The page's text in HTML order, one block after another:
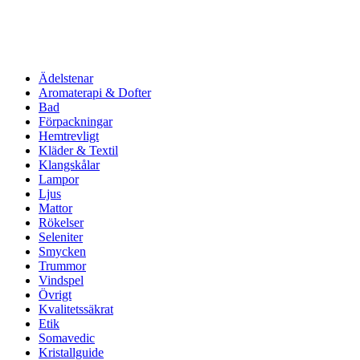
Ädelstenar
Aromaterapi & Dofter
Bad
Förpackningar
Hemtrevligt
Kläder & Textil
Klangskålar
Lampor
Ljus
Mattor
Rökelser
Seleniter
Smycken
Trummor
Vindspel
Övrigt
Kvalitetssäkrat
Etik
Somavedic
Kristallguide